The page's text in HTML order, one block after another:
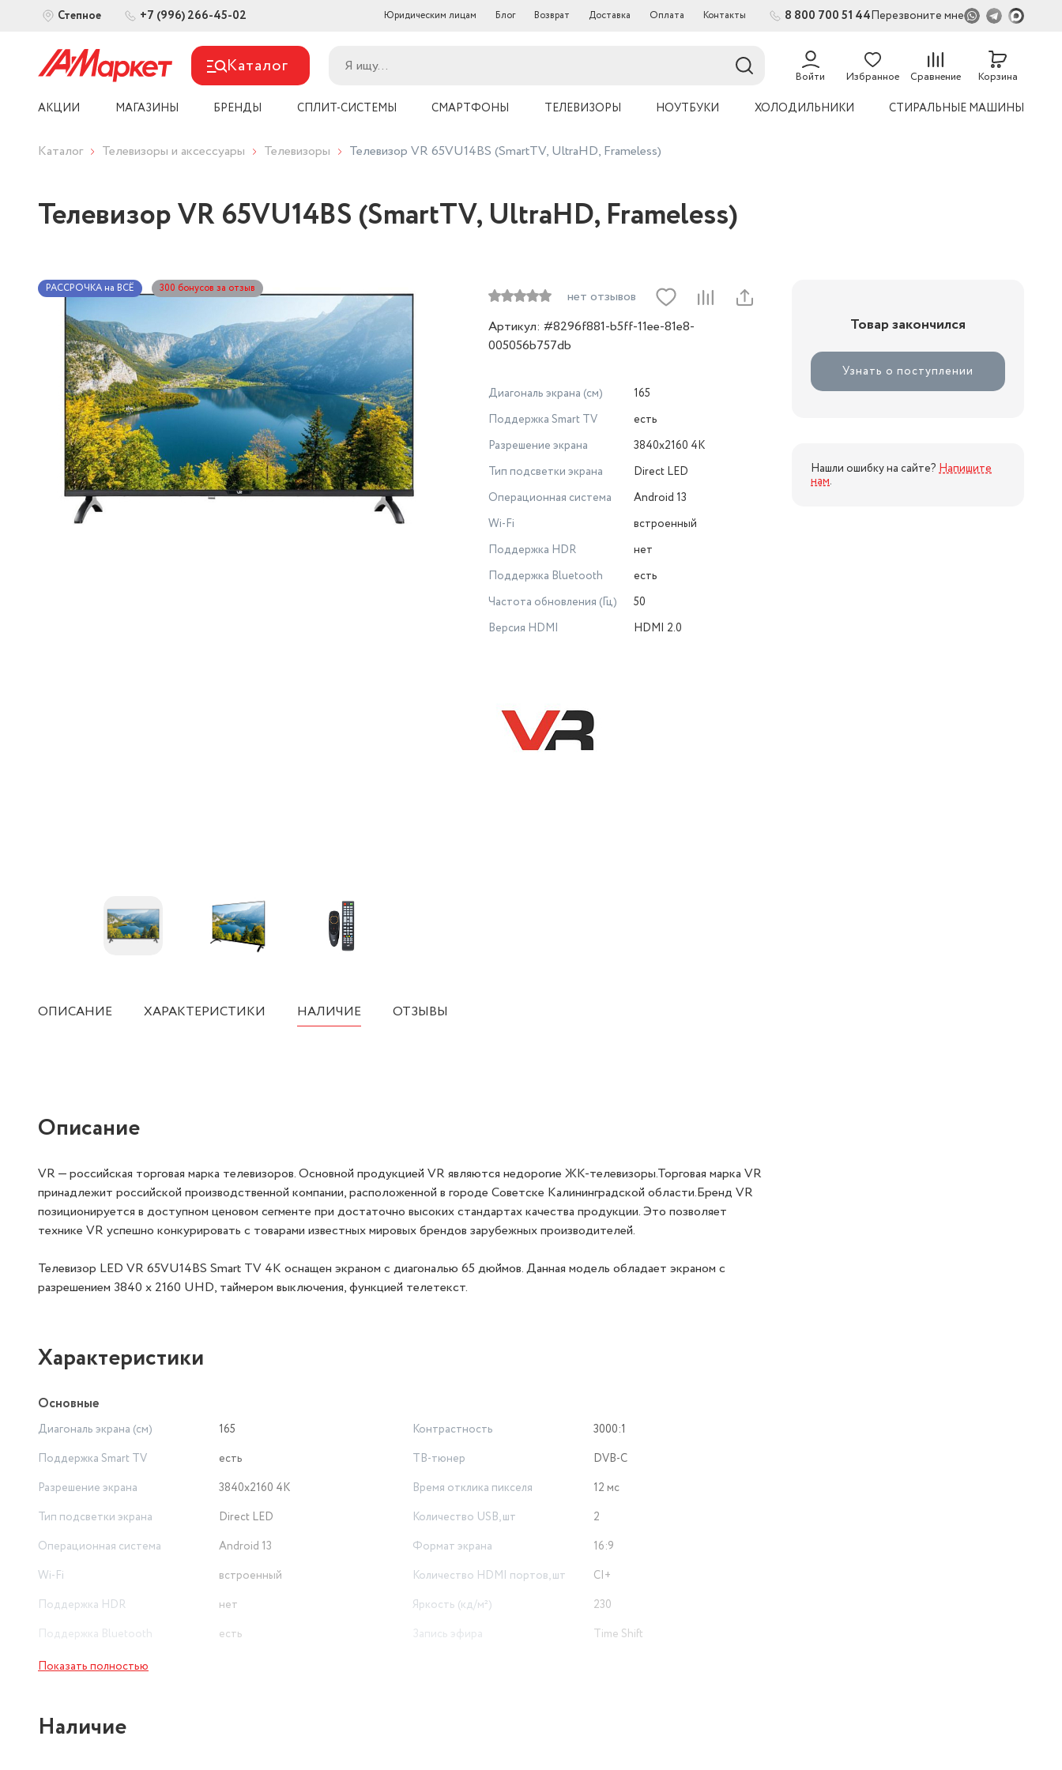
Степное +7 (996) 266-45-02 Юридическим лицам Блог Возврат Доставка Оплата Контакты 8 800 700 51 44Перезвоните мне
Каталог Войти Избранное Сравнение
54
Корзина
АКЦИИ МАГАЗИНЫ БРЕНДЫ СПЛИТ-СИСТЕМЫ СМАРТФОНЫ ТЕЛЕВИЗОРЫ НОУТБУКИ ХОЛОДИЛЬНИКИ СТИРАЛЬНЫЕ МАШИНЫ
Каталог Телевизоры и аксессуары Телевизоры Телевизор VR 65VU14BS (SmartTV, UltraHD, Frameless)
Телевизор VR 65VU14BS (SmartTV, UltraHD, Frameless)
РАССРОЧКА на ВСЁ 300 бонусов за отзыв
нет отзывов
Артикул: #8296f881-b5ff-11ee-81e8-
005056b757db
Диагональ экрана (см)
165
Поддержка Smart TV
есть
Разрешение экрана
3840x2160 4K
Тип подсветки экрана
Direct LED
Операционная система
Android 13
Wi-Fi
встроенный
Поддержка HDR
нет
Поддержка Bluetooth
есть
Частота обновления (Гц)
50
Версия HDMI
HDMI 2.0
Товар закончился
Узнать о поступлении
Нашли ошибку на сайте? Напишите
нам.
ОПИСАНИЕ ХАРАКТЕРИСТИКИ НАЛИЧИЕ ОТЗЫВЫ
Описание
VR — российская торговая марка телевизоров. Основной продукцией VR являются недорогие ЖК-телевизоры.Торговая марка VR
принадлежит российской производственной компании, расположенной в городе Советске Калининградской области.Бренд VR
позиционируется в доступном ценовом сегменте при достаточно высоких стандартах качества продукции. Это позволяет
технике VR успешно конкурировать с товарами известных мировых брендов зарубежных производителей.
Телевизор LED VR 65VU14BS Smart TV 4K оснащен экраном с диагональю 65 дюймов. Данная модель обладает экраном с
разрешением 3840 х 2160 UHD, таймером выключения, функцией телетекст.
Характеристики
Основные
Диагональ экрана (см)
165
Поддержка Smart TV
есть
Разрешение экрана
3840x2160 4K
Тип подсветки экрана
Direct LED
Операционная система
Android 13
Wi-Fi
встроенный
Поддержка HDR
нет
Поддержка Bluetooth
есть
Частота обновления (Гц)
Гарантия
Контрастность
3000:1
ТВ-тюнер
DVB-C
Время отклика пикселя
12 мс
Количество USB, шт
2
Формат экрана
16:9
Количество HDMI портов, шт
CI+
Яркость (кд/м²)
230
Запись эфира
Time Shift
Показать полностью
Наличие